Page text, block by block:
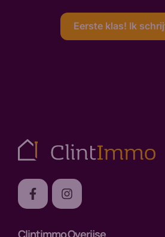
Eerste klas! Ik
Clintimmo Overijse